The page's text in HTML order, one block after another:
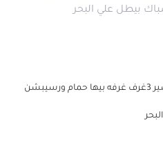
شقه للبيع في الدور الخامس اسانسير 3غرف غرفه بيها حمام ورسيبشن